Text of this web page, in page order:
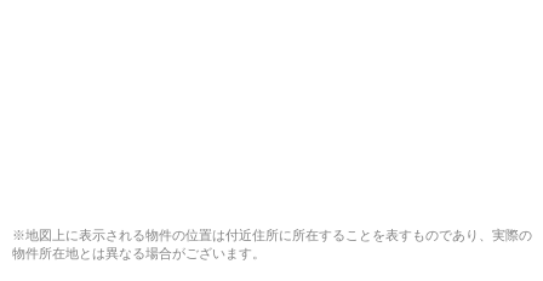
※地図上に表示される物件の位置は付近住所に所在することを表すものであり、実際の
物件所在地とは異なる場合がございます。